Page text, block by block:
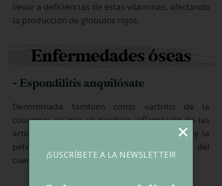
llevar a deficiencias de estas vitaminas, afectando
la producción de glóbulos rojos.
Enfermedades óseas
- Espondilitis anquilósate
Denominada también como «artritis de la
columna» ya que se produce inflamación de las
articulaciones y el tejido entre las vértebras y la
pelvis, produciendo dolor en dichas partes del
cuerpo llegando a la inmovilidad.
¡SUSCRÍBETE A LA NEWSLETTER!